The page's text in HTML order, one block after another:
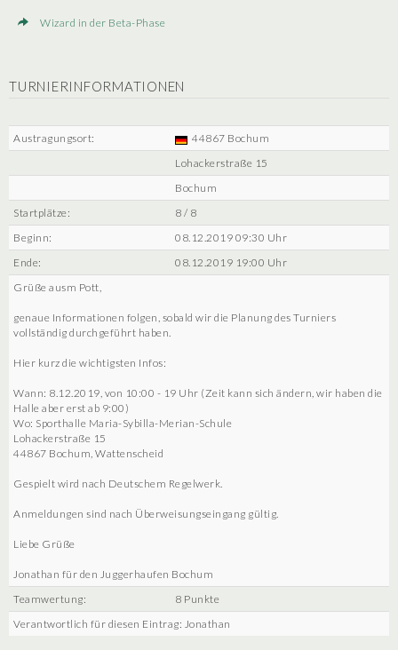
Wizard in der Beta-Phase
TURNIERINFORMATIONEN
Austragungsort:
44867 Bochum
Lohackerstraße 15
Bochum
Startplätze:
8 / 8
Beginn:
08.12.2019 09:30 Uhr
Ende:
08.12.2019 19:00 Uhr
Grüße ausm Pott,
genaue Informationen folgen, sobald wir die Planung des Turniers
vollständig durchgeführt haben.
Hier kurz die wichtigsten Infos:
Wann: 8.12.2019, von 10:00 - 19 Uhr (Zeit kann sich ändern, wir haben die
Halle aber erst ab 9:00)
Wo: Sporthalle Maria-Sybilla-Merian-Schule
Lohackerstraße 15
44867 Bochum, Wattenscheid
Gespielt wird nach Deutschem Regelwerk.
Anmeldungen sind nach Überweisungseingang gültig.
Liebe Grüße
Jonathan für den Juggerhaufen Bochum
Teamwertung:
8 Punkte
Verantwortlich für diesen Eintrag: Jonathan